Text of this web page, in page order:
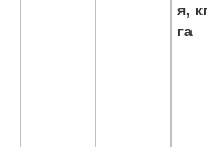
я,
га